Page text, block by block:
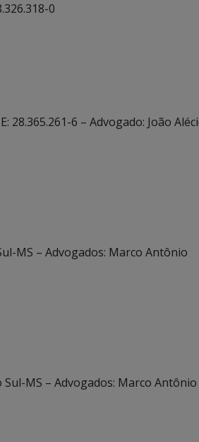
0
28.365.261-6 – Advogado: João
MS – Advogados: Marco Antônio
MS – Advogados: Marco Antônio